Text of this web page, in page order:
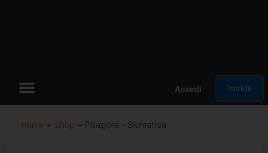
Accedi Iscriviti
Home » Shop » Pitagora – Blumatica